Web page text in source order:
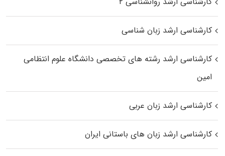
کارشناسی ارشد زبان شناسی
کارشناسی ارشد رﺷﺘﻪ ﻫﺎی تخصصی داﻧﺸﮕﺎه ﻋﻠﻮم انتظامی
اﻣﻴﻦ
کارشناسی ارشد زبان عربی
کارشناسی ارشد زبان‌ های باستانی ایران